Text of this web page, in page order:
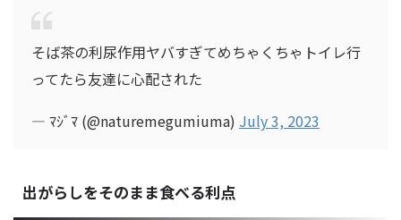
そば茶の利尿作用ヤバすぎてめちゃくちゃトイレ行
ってたら友達に心配された
— ﾏｼﾞﾏ (@naturemegumiuma) July 3, 2023
出がらしをそのまま食べる利点